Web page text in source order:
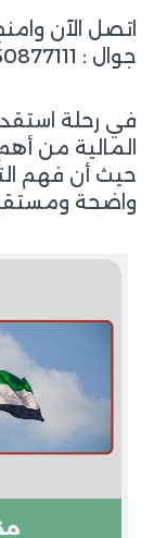
اتصل الآن
جوال : 0097150877111
في رحلة
المالية من أهم
حيث أن فهم
واضحة